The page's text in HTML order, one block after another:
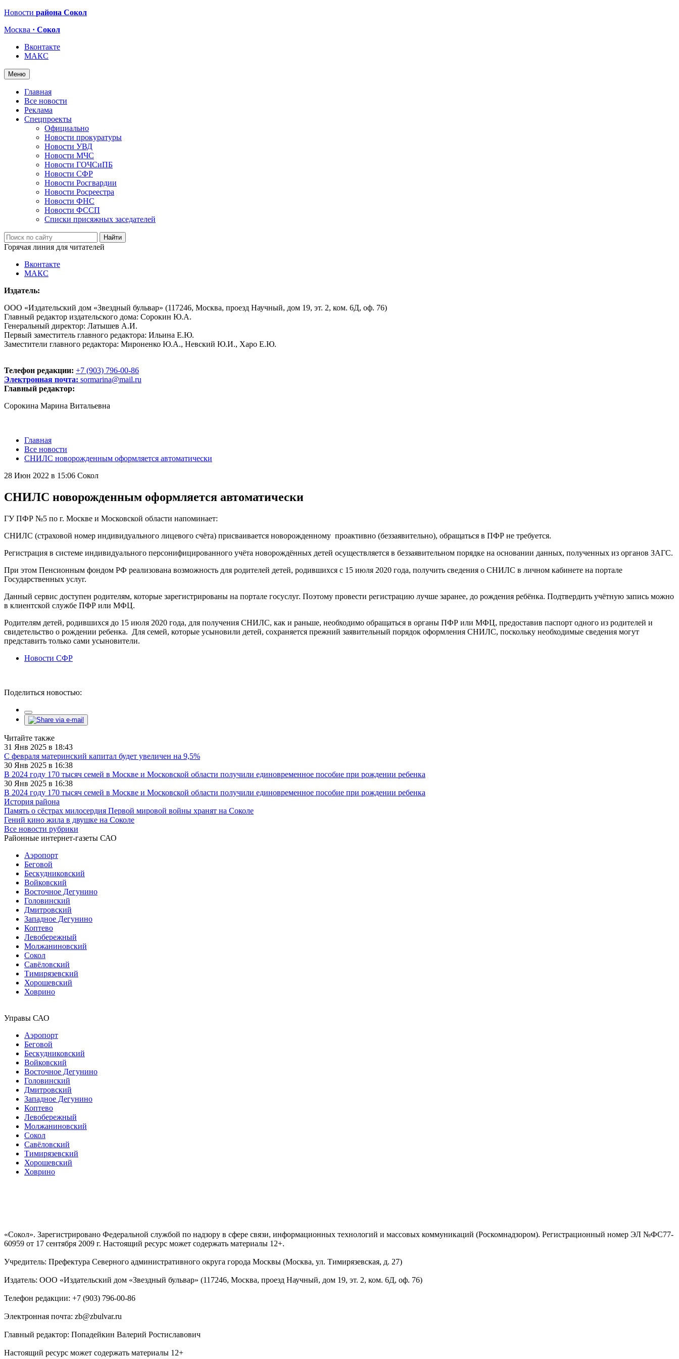
Новости района Сокол
Москва · Сокол
Вконтакте
МАКС
Меню
Главная
Все новости
Реклама
Спецпроекты
Официально
Новости прокуратуры
Новости УВД
Новости МЧС
Новости ГОЧСиПБ
Новости СФР
Новости Росгвардии
Новости Росреестра
Новости ФНС
Новости ФССП
Списки присяжных заседателей
Горячая линия для читателей
Вконтакте
МАКС
Издатель:
ООО «Издательский дом «Звездный бульвар» (117246, Москва, проезд Научный, дом 19, эт. 2, ком. 6Д, оф. 76)
Главный редактор издательского дома: Сорокин Ю.А.
Генеральный директор: Латышев А.И.
Первый заместитель главного редактора: Ильина Е.Ю.
Заместители главного редактора: Мироненко Ю.А., Невский Ю.И., Харо Е.Ю.
Телефон редакции: +7 (903) 796-00-86
Электронная почта: sormarina@mail.ru
Главный редактор:
Сорокина Марина Витальевна
Главная
Все новости
СНИЛС новорожденным оформляется автоматически
28 Июн 2022 в 15:06 Сокол
СНИЛС новорожденным оформляется автоматически
ГУ ПФР №5 по г. Москве и Московской области напоминает:
СНИЛС (страховой номер индивидуального лицевого счёта) присваивается новорожденному проактивно (беззаявительно), обращаться в ПФР не требуется.
Регистрация в системе индивидуального персонифицированного учёта новорождённых детей осуществляется в беззаявительном порядке на основании данных, полученных из органов ЗАГС.
При этом Пенсионным фондом РФ реализована возможность для родителей детей, родившихся с 15 июля 2020 года, получить сведения о СНИЛС в личном кабинете на портале
Государственных услуг.
Данный сервис доступен родителям, которые зарегистрированы на портале госуслуг. Поэтому провести регистрацию лучше заранее, до рождения ребёнка. Подтвердить учётную запись можно
в клиентской службе ПФР или МФЦ.
Родителям детей, родившихся до 15 июля 2020 года, для получения СНИЛС, как и раньше, необходимо обращаться в органы ПФР или МФЦ, предоставив паспорт одного из родителей и
свидетельство о рождении ребенка. Для семей, которые усыновили детей, сохраняется прежний заявительный порядок оформления СНИЛС, поскольку необходимые сведения могут
представить только сами усыновители.
Новости СФР
Поделиться новостью:
Читайте также
31 Янв 2025 в 18:43
С февраля материнский капитал будет увеличен на 9,5%
30 Янв 2025 в 16:38
В 2024 году 170 тысяч семей в Москве и Московской области получили единовременное пособие при рождении ребенка
30 Янв 2025 в 16:38
В 2024 году 170 тысяч семей в Москве и Московской области получили единовременное пособие при рождении ребенка
История района
Память о сёстрах милосердия Первой мировой войны хранят на Соколе
Гений кино жила в двушке на Соколе
Все новости рубрики
Районные интернет-газеты САО
Аэропорт
Беговой
Бескудниковский
Войковский
Восточное Дегунино
Головинский
Дмитровский
Западное Дегунино
Коптево
Левобережный
Молжаниновский
Сокол
Савёловский
Тимирязевский
Хорошевский
Ховрино
Управы САО
Аэропорт
Беговой
Бескудниковский
Войковский
Восточное Дегунино
Головинский
Дмитровский
Западное Дегунино
Коптево
Левобережный
Молжаниновский
Сокол
Савёловский
Тимирязевский
Хорошевский
Ховрино
«Сокол». Зарегистрировано Федеральной службой по надзору в сфере связи, информационных технологий и массовых коммуникаций (Роскомнадзором). Регистрационный номер ЭЛ №ФС77-
60959 от 17 сентября 2009 г. Настоящий ресурс может содержать материалы 12+.
Учредитель: Префектура Северного административного округа города Москвы (Москва, ул. Тимирязевская, д. 27)
Издатель: ООО «Издательский дом «Звездный бульвар» (117246, Москва, проезд Научный, дом 19, эт. 2, ком. 6Д, оф. 76)
Телефон редакции: +7 (903) 796-00-86
Электронная почта: zb@zbulvar.ru
Главный редактор: Попадейкин Валерий Ростиславович
Настоящий ресурс может содержать материалы 12+